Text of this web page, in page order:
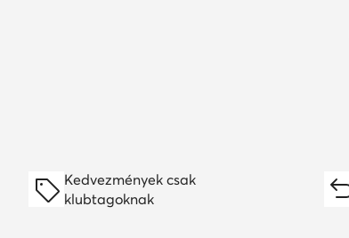
Kedvezmények csak
klubtagoknak